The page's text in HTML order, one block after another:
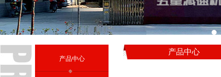
产品中心
产品中心